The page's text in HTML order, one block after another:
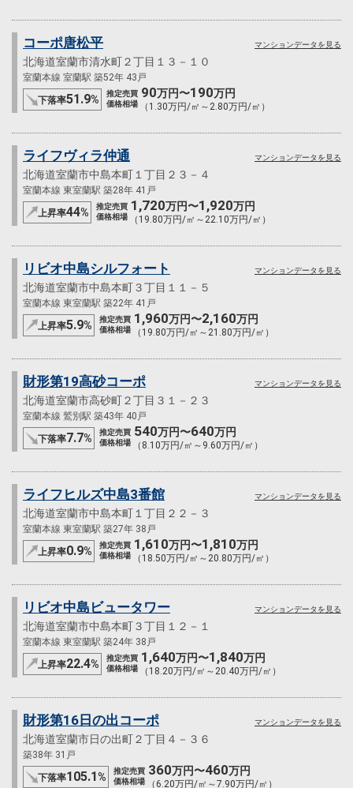
コーポ唐松平
北海道室蘭市清水町２丁目１３－１０
室蘭本線 室蘭駅 築52年 43戸
下落率51.9%
推定売買
価格相場
90万円〜190万円
（1.30万円/㎡～2.80万円/㎡）
マンションデータを見る
ライフヴィラ仲通
北海道室蘭市中島本町１丁目２３－４
室蘭本線 東室蘭駅 築28年 41戸
上昇率44%
推定売買
価格相場
1,720万円〜1,920万円
（19.80万円/㎡～22.10万円/㎡）
マンションデータを見る
リビオ中島シルフォート
北海道室蘭市中島本町３丁目１１－５
室蘭本線 東室蘭駅 築22年 41戸
上昇率5.9%
推定売買
価格相場
1,960万円〜2,160万円
（19.80万円/㎡～21.80万円/㎡）
マンションデータを見る
財形第19高砂コーポ
北海道室蘭市高砂町２丁目３１－２３
室蘭本線 鷲別駅 築43年 40戸
下落率7.7%
推定売買
価格相場
540万円〜640万円
（8.10万円/㎡～9.60万円/㎡）
マンションデータを見る
ライフヒルズ中島3番館
北海道室蘭市中島本町１丁目２２－３
室蘭本線 東室蘭駅 築27年 38戸
上昇率0.9%
推定売買
価格相場
1,610万円〜1,810万円
（18.50万円/㎡～20.80万円/㎡）
マンションデータを見る
リビオ中島ビュータワー
北海道室蘭市中島本町３丁目１２－１
室蘭本線 東室蘭駅 築24年 38戸
上昇率22.4%
推定売買
価格相場
1,640万円〜1,840万円
（18.20万円/㎡～20.40万円/㎡）
マンションデータを見る
財形第16日の出コーポ
北海道室蘭市日の出町２丁目４－３６
築38年 31戸
下落率105.1%
推定売買
価格相場
360万円〜460万円
（6.20万円/㎡～7.90万円/㎡）
マンションデータを見る